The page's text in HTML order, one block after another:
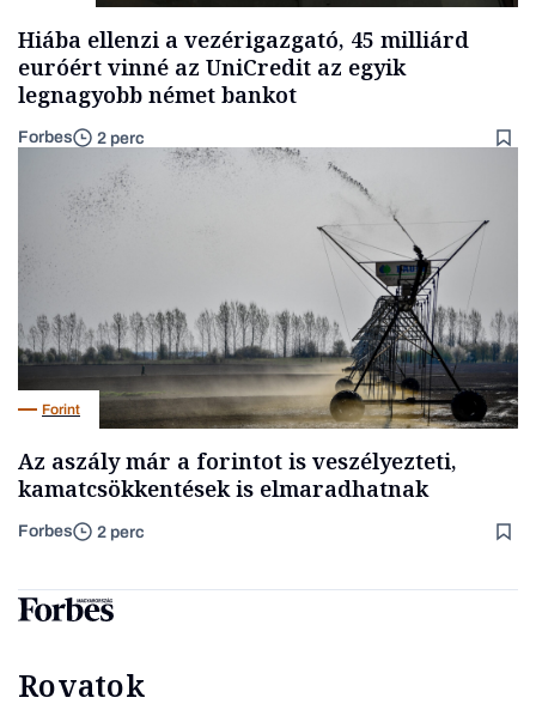
Hiába ellenzi a vezérigazgató, 45 milliárd
euróért vinné az UniCredit az egyik
legnagyobb német bankot
Forbes 2 perc
Forint
Az aszály már a forintot is veszélyezteti,
kamatcsökkentések is elmaradhatnak
Forbes 2 perc
Rovatok